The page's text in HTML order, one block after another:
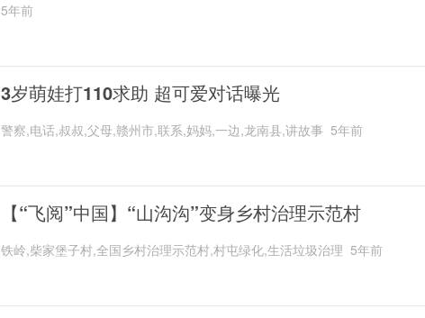
5年前
3岁萌娃打110求助 超可爱对话曝光
警察,电话,叔叔,父母,赣州市,联系,妈妈,一边,龙南县,讲故事 5年前
【“飞阅”中国】“山沟沟”变身乡村治理示范村
铁岭,柴家堡子村,全国乡村治理示范村,村屯绿化,生活垃圾治理 5年前